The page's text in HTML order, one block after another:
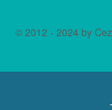
© 2012 - 2024 by